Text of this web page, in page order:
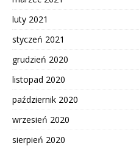
luty 2021
styczeń 2021
grudzień 2020
listopad 2020
październik 2020
wrzesień 2020
sierpień 2020